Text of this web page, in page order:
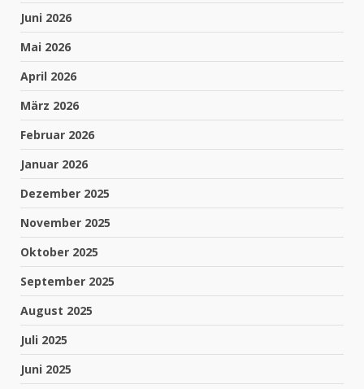
Juni 2026
Mai 2026
April 2026
März 2026
Februar 2026
Januar 2026
Dezember 2025
November 2025
Oktober 2025
September 2025
August 2025
Juli 2025
Juni 2025